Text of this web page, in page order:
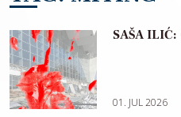
SAŠA
01. JUL 2026